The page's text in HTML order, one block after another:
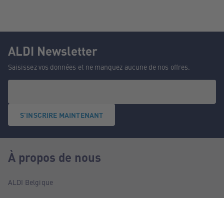
ALDI Newsletter
Saisissez vos données et ne manquez aucune de nos offres.
S'INSCRIRE MAINTENANT
À propos de nous
ALDI Belgique